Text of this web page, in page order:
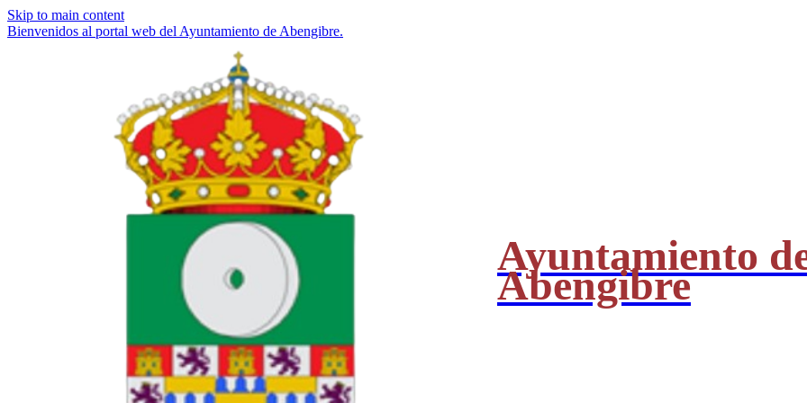
Skip to main content
Bienvenidos al portal web del Ayuntamiento de Abengibre.
Ayuntamiento
Abengibre